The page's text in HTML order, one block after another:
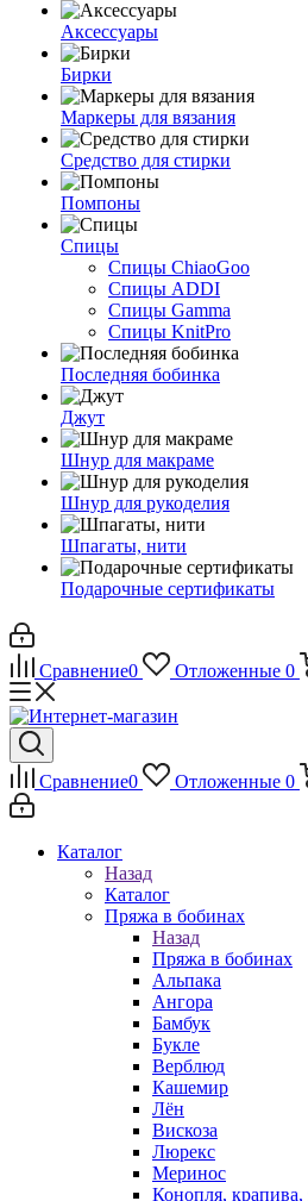
Аксессуары
Бирки
Маркеры для вязания
Средство для стирки
Помпоны
Спицы
Спицы ChiaoGoo
Спицы ADDI
Спицы Gamma
Спицы KnitPro
Последняя бобинка
Джут
Шнур для макраме
Шнур для рукоделия
Шпагаты, нити
Подарочные сертификаты
Сравнение0 Отложенные 0
Сравнение0 Отложенные 0
Каталог
Назад
Каталог
Пряжа в бобинах
Назад
Пряжа в бобинах
Альпака
Ангора
Бамбук
Букле
Верблюд
Кашемир
Лён
Вискоза
Люрекс
Меринос
Конопля, крапива,